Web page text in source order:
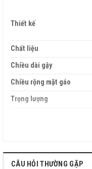
Thiết kế
Chất liệu
Chiều dài gậy
Chiều rộng mặt gáo
Trọng lượng
CÂU HỎI THƯỜNG GẶP